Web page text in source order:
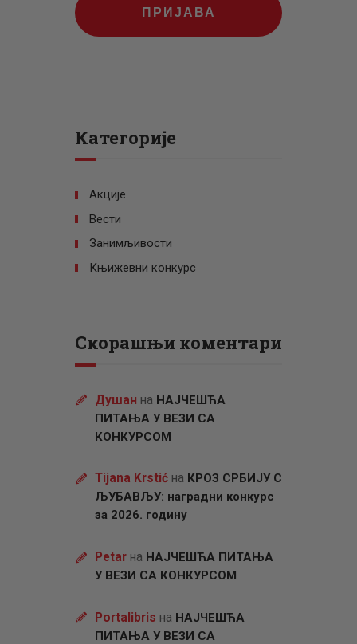
ПРИЈАВА
Категорије
Акције
Вести
Занимљивости
Књижевни конкурс
Скорашњи коментари
Душан на НАЈЧЕШЋА
ПИТАЊА У ВЕЗИ СА
КОНКУРСОМ
Tijana Krstićна КРОЗ СРБИЈУ С
ЉУБАВЉУ: наградни конкурс
за 2026. годину
Petarна НАЈЧЕШЋА ПИТАЊА
У ВЕЗИ СА КОНКУРСОМ
Portalibris на НАЈЧЕШЋА
ПИТАЊА У ВЕЗИ СА